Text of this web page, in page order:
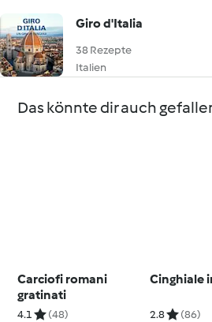
Giro d'Italia
38 Rezepte
Italien
Das könnte dir auch
Carciofi romani
gratinati
4.1 (48)
Cinghiale
2.8 (86)